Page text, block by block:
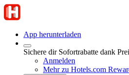
App herunterladen
Sichere dir Sofortrabatte dank
Anmelden
Mehr zu Hotels.com